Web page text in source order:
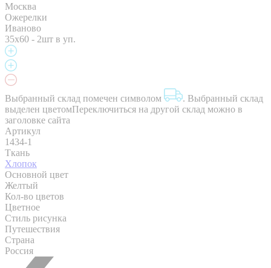
Москва
Ожерелки
Иваново
35x60 - 2шт в уп.
Выбранный склад помечен символом . Выбранный склад
выделен цветомПереключиться на другой склад можно в
заголовке сайта
Артикул
1434-1
Ткань
Хлопок
Основной цвет
Желтый
Кол-во цветов
Цветное
Стиль рисунка
Путешествия
Страна
Россия